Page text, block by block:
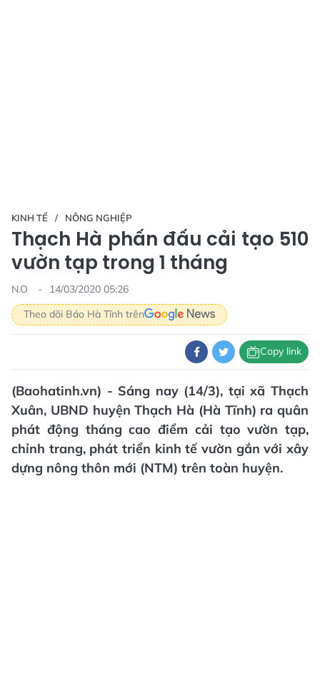
KINH TẾ NÔNG NGHIỆP
Thạch Hà phấn đấu cải tạo 510
vườn tạp trong 1 tháng
N.O
14/03/2020 05:26
Theo dõi Báo Hà Tĩnh trên
Copy link
(Baohatinh.vn) - Sáng nay (14/3), tại xã Thạch
Xuân, UBND huyện Thạch Hà (Hà Tĩnh) ra quân
phát động tháng cao điểm cải tạo vườn tạp,
chỉnh trang, phát triển kinh tế vườn gắn với xây
dựng nông thôn mới (NTM) trên toàn huyện.